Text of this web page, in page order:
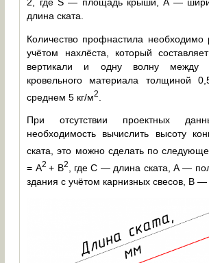
длина ската.
Количество профнастила необходимо
учётом нахлёста, который
вертикали и одну волну между
кровельного материала толщиной
среднем 5 кг/м2
При отсутствии проектных
необходимость вычислить высоту
ската, это можно сделать по
= А2 + В2
, где С — длина ската, А —
здания с учётом карнизных свесов, В —